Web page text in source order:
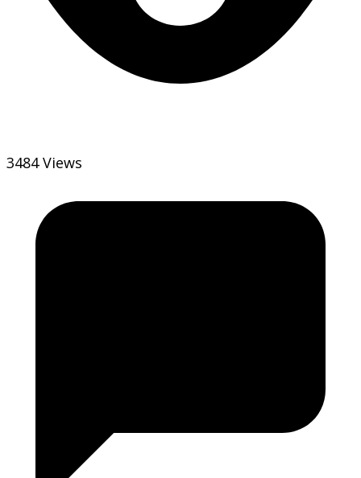
3484 Views